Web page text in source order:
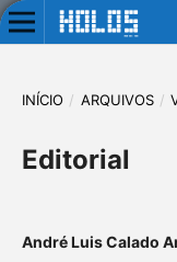
INÍCIO / ARQUIVOS /
Editorial
André Luis Calado